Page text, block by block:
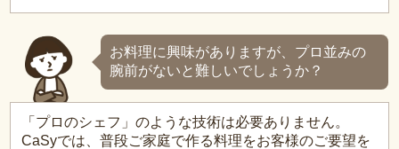
お料理に興味がありますが、プロ並みの
腕前がないと難しいでしょうか？
「プロのシェフ」のような技術は必要ありません。
CaSyでは、普段ご家庭で作る料理をお客様のご要望を